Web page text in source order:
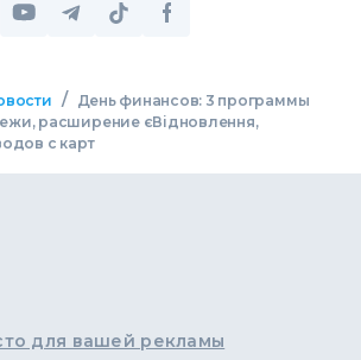
/
День финансов: 3 программы
расширение єВідновлення,
с карт
для вашей рекламы